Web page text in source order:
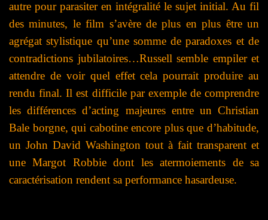
autre pour parasiter en intégralité le sujet initial. Au fil
des minutes, le film s’avère de plus en plus être un
agrégat stylistique qu’une somme de paradoxes et de
contradictions jubilatoires…Russell semble empiler et
attendre de voir quel effet cela pourrait produire au
rendu final. Il est difficile par exemple de comprendre
les différences d’acting majeures entre un Christian
Bale borgne, qui cabotine encore plus que d’habitude,
un John David Washington tout à fait transparent et
une Margot Robbie dont les atermoiements de sa
caractérisation rendent sa performance hasardeuse.